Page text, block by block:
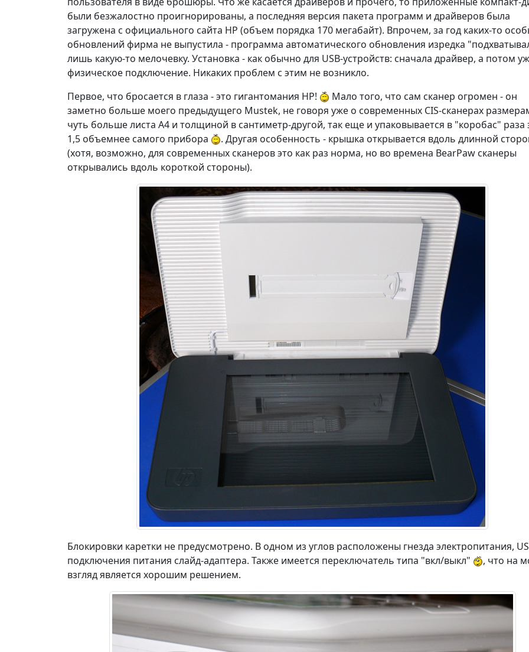
были безжалостно проигнорированы, а последняя версия пакета программ и драйверов была
загружена с официального сайта HP (объем порядка 170 мегабайт). Впрочем, за год каких-то
обновлений фирма не выпустила - программа автоматического обновления изредка
лишь какую-то мелочевку. Установка - как обычно для USB-устройств: сначала драйвер, а потом
физическое подключение. Никаких проблем с этим не возникло.
Первое, что бросается в глаза - это гигантомания HP!
Мало того, что сам сканер огромен - он
заметно больше моего предыдущего Mustek, не говоря уже о современных CIS-сканерах
чуть больше листа А4 и толщиной в сантиметр-другой, так еще и упаковывается в "коробас" раза
1,5 объемнее самого прибора
. Другая особенность - крышка открывается вдоль длинной
(хотя, возможно, для современных сканеров это как раз норма, но во времена BearPaw сканеры
открывались вдоль короткой стороны).
Блокировки каретки не предусмотрено. В одном из углов расположены гнезда электропитания,
подключения питания слайд-адаптера. Также имеется переключатель типа "вкл/выкл"
, что на
взгляд является хорошим решением.